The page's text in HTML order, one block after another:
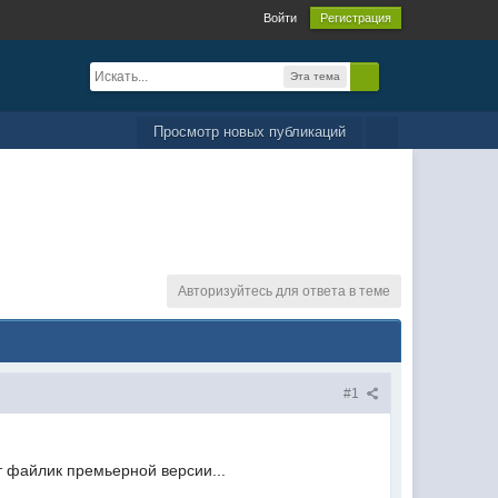
Войти Регистрация
Эта тема
Просмотр новых публикаций
Авторизуйтесь для ответа в теме
#1
премьерной версии...